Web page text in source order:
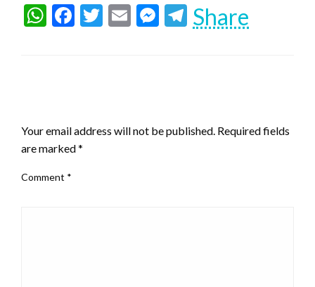
WhatsApp
Facebook
Twitter
EmailMessenger
Telegram
Share
Your email address will not be published. Required fields
are marked*
Comment *